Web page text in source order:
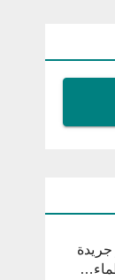
جريدة